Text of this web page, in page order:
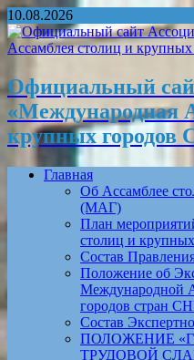
10.08.2026
Официальный
«Международная
крупных
Главная
Об Ассамблее
(МАГ)
План
столиц и
Состав
Положение об
Международной
городов стран
Состав
ПОЛОЖЕНИЕ
ТРУДОВОЙ